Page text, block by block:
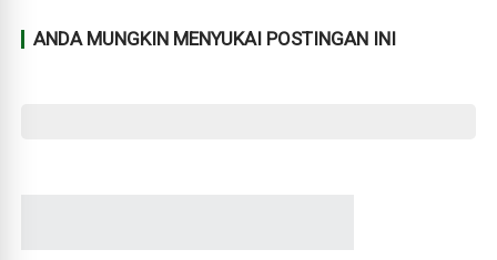
ANDA MUNGKIN MENYUKAI POSTINGAN INI